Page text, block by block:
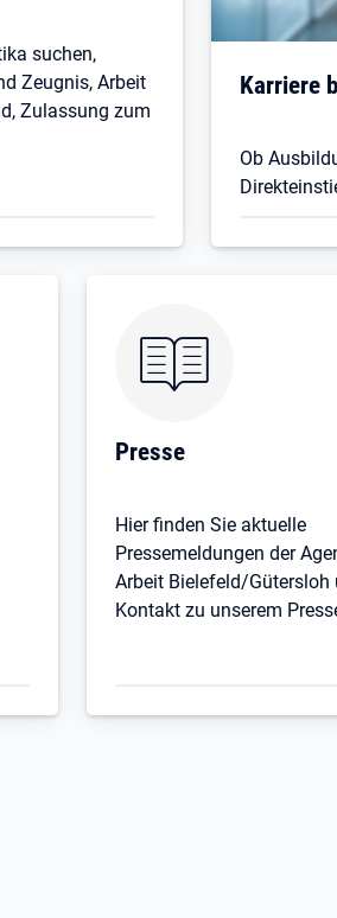
suchen,
Zeugnis, Arbeit
Zulassung zum
Karriere
Ob
Presse
Hier finden Sie aktuelle
Pressemeldungen der
Arbeit Bielefeld/Gütersloh
Kontakt zu unserem